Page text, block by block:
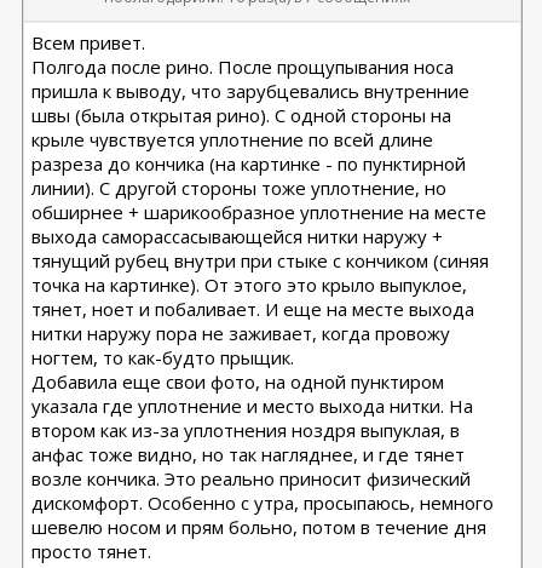
Всем привет.
Полгода после рино. После прощупывания носа
пришла к выводу, что зарубцевались внутренние
швы (была открытая рино). С одной стороны на
крыле чувствуется уплотнение по всей длине
разреза до кончика (на картинке - по пунктирной
линии). С другой стороны тоже уплотнение, но
обширнее + шарикообразное уплотнение на месте
выхода саморассасывающейся нитки наружу +
тянущий рубец внутри при стыке с кончиком (синяя
точка на картинке). От этого это крыло выпуклое,
тянет, ноет и побаливает. И еще на месте выхода
нитки наружу пора не заживает, когда провожу
ногтем, то как-будто прыщик.
Добавила еще свои фото, на одной пунктиром
указала где уплотнение и место выхода нитки. На
втором как из-за уплотнения ноздря выпуклая, в
анфас тоже видно, но так нагляднее, и где тянет
возле кончика. Это реально приносит физический
дискомфорт. Особенно с утра, просыпаюсь, немного
шевелю носом и прям больно, потом в течение дня
просто тянет.